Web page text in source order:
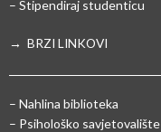
– Stipendiraj studenticu
→ BRZI LINKOVI
– Nahlina biblioteka
– Psihološko savjetovalište